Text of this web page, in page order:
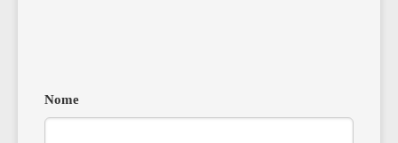
Nome